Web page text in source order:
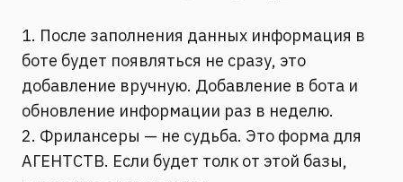
1. После заполнения данных информация в
боте будет появляться не сразу, это
добавление вручную. Добавление в бота и
обновление информации раз в неделю.
2. Фрилансеры — не судьба. Это форма для
АГЕНТСТВ. Если будет толк от этой базы,